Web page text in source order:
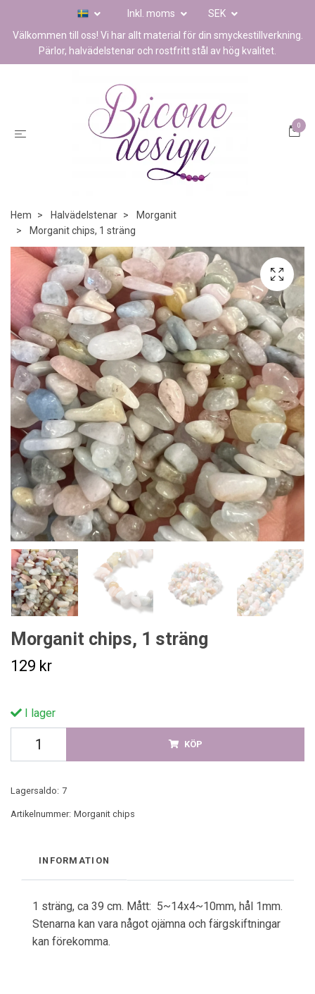
Inkl. moms
SEK
Välkommen till oss! Vi har allt material för din smyckestillverkning.
Pärlor, halvädelstenar och rostfritt stål av hög kvalitet.
0
Hem Halvädelstenar
Morganit
Morganit chips, 1 sträng
Morganit chips, 1 sträng
129 kr
I lager
KÖP
Lagersaldo: 7
Artikelnummer: Morganit chips
INFORMATION
1 sträng, ca 39 cm. Mått: 5~14x4~10mm, hål 1mm.
Stenarna kan vara något ojämna och färgskiftningar
kan förekomma.